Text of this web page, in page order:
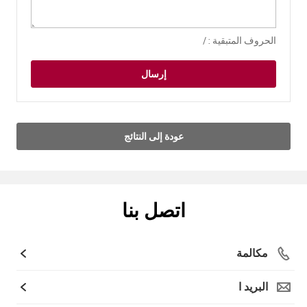
الحروف المتبقية :/
إرسال
عودة إلى النتائج
اتصل بنا
مكالمة
البريد ا